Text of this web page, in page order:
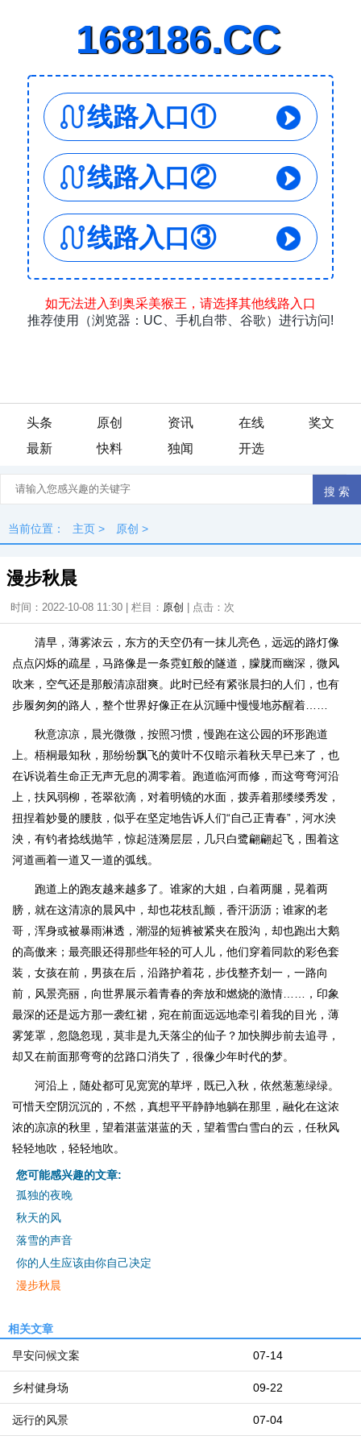
头条 原创 资讯 在线
奖文
最新
快料 独闻 开选
当前位置： 主页 > 原创 >
漫步秋晨
时间：2022-10-08 11:30 | 栏目： 原创 | 点击： 次
清早，薄雾浓云，东方的天空仍有一抹儿亮色，远远的路灯像
点点闪烁的疏星，马路像是一条霓虹般的隧道，朦胧而幽深，微风
吹来，空气还是那般清凉甜爽。此时已经有紧张晨扫的人们，也有
步履匆匆的路人，整个世界好像正在从沉睡中慢慢地苏醒着……
秋意凉凉，晨光微微，按照习惯，慢跑在这公园的环形跑道
上。梧桐最知秋，那纷纷飘飞的黄叶不仅暗示着秋天早已来了，也
在诉说着生命正无声无息的凋零着。跑道临河而修，而这弯弯河沿
上，扶风弱柳，苍翠欲滴，对着明镜的水面，拨弄着那缕缕秀发，
扭捏着妙曼的腰肢，似乎在坚定地告诉人们“自己正青春”，河水泱
泱，有钓者捻线抛竿，惊起涟漪层层，几只白鹭翩翩起飞，围着这
河道画着一道又一道的弧线。
跑道上的跑友越来越多了。谁家的大姐，白着两腿，晃着两
膀，就在这清凉的晨风中，却也花枝乱颤，香汗沥沥；谁家的老
哥，浑身或被暴雨淋透，潮湿的短裤被紧夹在股沟，却也跑出大鹅
的高傲来；最亮眼还得那些年轻的可人儿，他们穿着同款的彩色套
装，女孩在前，男孩在后，沿路护着花，步伐整齐划一，一路向
前，风景亮丽，向世界展示着青春的奔放和燃烧的激情……，印象
最深的还是远方那一袭红裙，宛在前面远远地牵引着我的目光，薄
雾笼罩，忽隐忽现，莫非是九天落尘的仙子？加快脚步前去追寻，
却又在前面那弯弯的岔路口消失了，很像少年时代的梦。
河沿上，随处都可见宽宽的草坪，既已入秋，依然葱葱绿绿。
可惜天空阴沉沉的，不然，真想平平静静地躺在那里，融化在这浓
浓的凉凉的秋里，望着湛蓝湛蓝的天，望着雪白雪白的云，任秋风
轻轻地吹，轻轻地吹。
您可能感兴趣的文章:
孤独的夜晚
秋天的风
落雪的声音
你的人生应该由你自己决定
漫步秋晨
相关文章
07-14
早安问候文案
09-22
乡村健身场
07-04
远行的风景